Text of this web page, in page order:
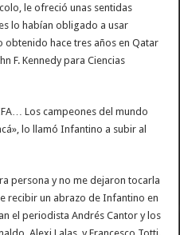
le ofreció unas sentidas
lo habían obligado a usar
hace tres años en Qatar
F. Kennedy para Ciencias
Los campeones del mundo
lo llamó Infantino a subir al
persona y no me dejaron tocarla
recibir un abrazo de Infantino en
el periodista Andrés Cantor y los